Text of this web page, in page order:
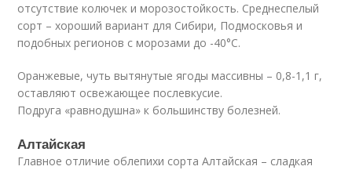
отсутствие колючек и морозостойкость. Среднеспелый
сорт – хороший вариант для Сибири, Подмосковья и
подобных регионов с морозами до -40°C.
Оранжевые, чуть вытянутые ягоды массивны – 0,8-1,1 г,
оставляют освежающее послевкусие.
Подруга «равнодушна» к большинству болезней.
Алтайская
Главное отличие облепихи сорта Алтайская – сладкая